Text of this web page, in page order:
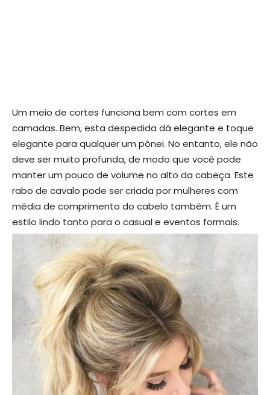
Um meio de cortes funciona bem com cortes em
camadas. Bem, esta despedida dá elegante e toque
elegante para qualquer um pônei. No entanto, ele não
deve ser muito profunda, de modo que você pode
manter um pouco de volume no alto da cabeça. Este
rabo de cavalo pode ser criada por mulheres com
média de comprimento do cabelo também. É um
estilo lindo tanto para o casual e eventos formais.